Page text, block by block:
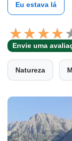
Eu estava lá
Envie uma
Natureza